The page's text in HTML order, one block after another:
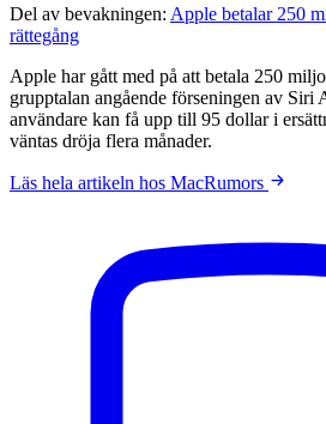
Del av bevakningen: Apple betalar 250
rättegång
Apple har gått med på att betala 250
grupptalan angående förseningen av Siri
användare kan få upp till 95 dollar i
väntas dröja flera månader.
Läs hela artikeln hos MacRumors